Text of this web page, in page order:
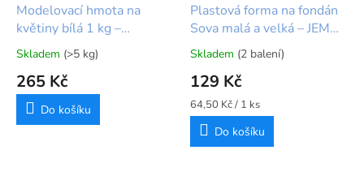
Modelovací hmota na
květiny bílá 1 kg –
Renshaw
Průměrné
hodnocení
produktu
5,0
Skladem (>5 kg)
265 Kč
Do košíku
Plastová forma na fondán
Sova malá a velká – JEM
Pop It®
Průměrné
hodnocení
produktu
je
5,0
5
Skladem (2 balení)
129 Kč
Měrná
cena:
64,50 Kč / 1 ks
Do košíku